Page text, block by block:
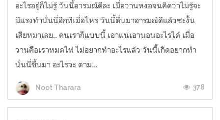
อะไรอยู่ก็ไม่รู้ วันนี้อารมณ์ดีละ เมื่อวานหงอจนคิดว่าไม่รู้จะ
มีแรงทำนั่นนี่อีกทีเมื่อไหร่ วันนี้ตื่นมาอารมณ์ดีแล้วซะงั้น
เสียหมาเลย.. คนเราก็แบบนี้ เอาแน่เอานอนอะไรได้ เมื่อ
วานคือเราหมดไฟ ไม่อยากทำอะไรแล้ว วันนี้เกิดอยากทำ
นั่นนี่ขึ้นมา อะไรวะ ตาม...
Noot Tharara 378